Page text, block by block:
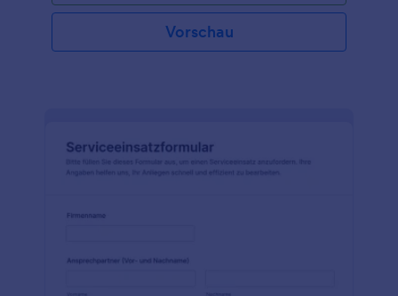
Vorschau